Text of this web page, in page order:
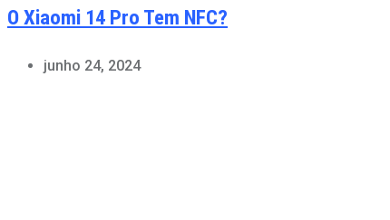
O Xiaomi 14 Pro Tem NFC?
junho 24, 2024